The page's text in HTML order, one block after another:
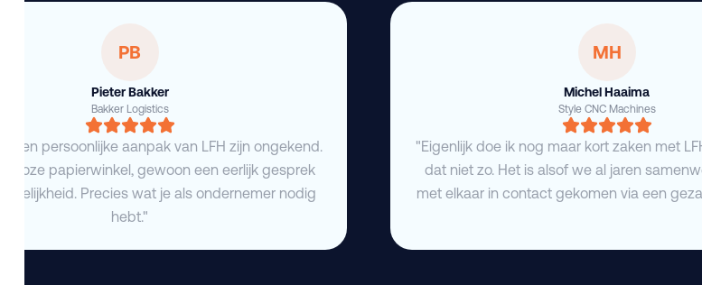
MH
Michel Haaima
Style CNC Machines
"Eigenlijk doe ik nog maar kort zaken met
dat niet zo. Het is alsof we al jaren
met elkaar in contact gekomen via een
PB
Pieter Bakker
Bakker Logistics
en persoonlijke aanpak van LFH zijn ongekend.
papierwinkel, gewoon een eerlijk gesprek
Precies wat je als ondernemer nodig
hebt."